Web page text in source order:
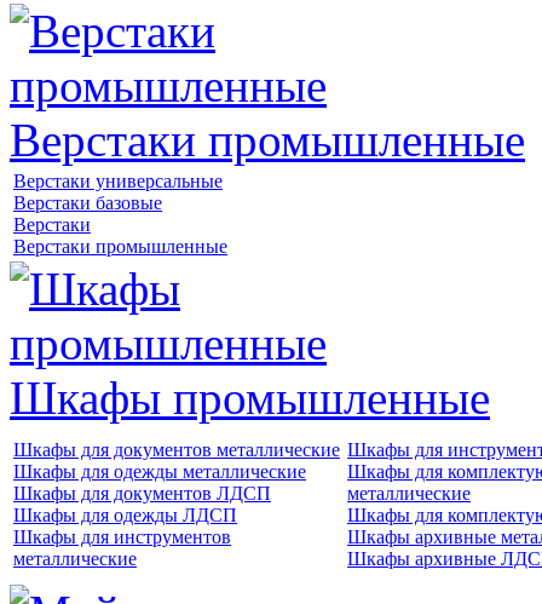
Верстаки промышленные
Верстаки универсальные
Верстаки базовые
Верстаки
Верстаки промышленные
Шкафы промышленные
Шкафы для документов металлические
Шкафы для одежды металлические
Шкафы для документов ЛДСП
Шкафы для одежды ЛДСП
Шкафы для инструментов
металлические
Шкафы для
Шкафы для
металлические
Шкафы для
Шкафы архивные
Шкафы архивные